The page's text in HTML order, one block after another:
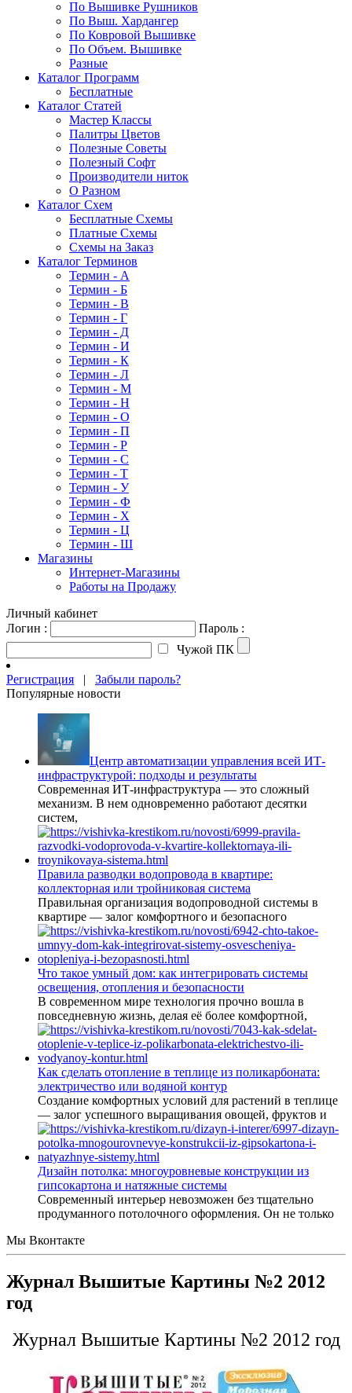
По Вышивке Рушников
По Выш. Хардангер
По Ковровой Вышивке
По Объем. Вышивке
Разные
Каталог Программ
Бесплатные
Каталог Статей
Мастер Классы
Палитры Цветов
Полезные Советы
Полезный Софт
Производители ниток
О Разном
Каталог Схем
Бесплатные Схемы
Платные Схемы
Схемы на Заказ
Каталог Терминов
Термин - А
Термин - Б
Термин - В
Термин - Г
Термин - Д
Термин - И
Термин - К
Термин - Л
Термин - М
Термин - Н
Термин - О
Термин - П
Термин - Р
Термин - С
Термин - Т
Термин - У
Термин - Ф
Термин - Х
Термин - Ц
Термин - Ш
Магазины
Интернет-Магазины
Работы на Продажу
Личный кабинет
Логин :
Пароль :
Чужой ПК
Регистрация | Забыли пароль?
Популярные новости
Центр автоматизации управления всей ИТ-
инфраструктурой: подходы и результаты
Современная ИТ-инфраструктура — это сложный
механизм. В нем одновременно работают десятки
систем,
Правила разводки водопровода в квартире:
коллекторная или тройниковая система
Правильная организация водопроводной системы в
квартире — залог комфортного и безопасного
Что такое умный дом: как интегрировать системы
освещения, отопления и безопасности
В современном мире технология прочно вошла в
повседневную жизнь, делая её более комфортной,
Как сделать отопление в теплице из поликарбоната:
электричество или водяной контур
Создание комфортных условий для растений в теплице
— залог успешного выращивания овощей, фруктов и
Дизайн потолка: многоуровневые конструкции из
гипсокартона и натяжные системы
Современный интерьер невозможен без тщательно
продуманного потолочного оформления. Он не только
Мы Вконтакте
Журнал Вышитые Картины №2 2012
год
Журнал Вышитые Картины №2 2012 год